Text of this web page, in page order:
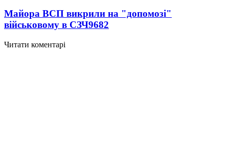
Майора ВСП викрили на "допомозі"
військовому в СЗЧ9682
Читати коментарі